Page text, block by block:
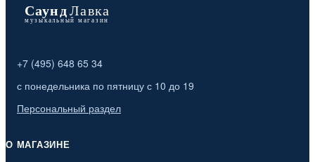
+7 (495) 648 65 34
с понедельника по пятницу с 10 до 19
Персональный раздел
О МАГАЗИНЕ